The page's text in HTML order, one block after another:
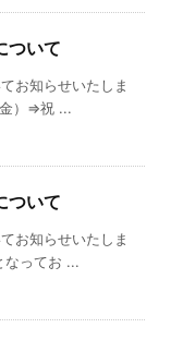
ついて
お知らせいたしま
）⇒祝 ...
ついて
お知らせいたしま
なってお ...